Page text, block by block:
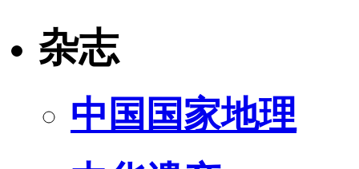
杂志
中国国家地理